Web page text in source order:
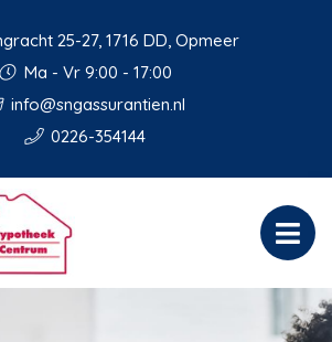
25-27, 1716 DD, Opmeer
Ma - Vr 9:00 - 17:00
info@sngassurantien.nl
0226-354144